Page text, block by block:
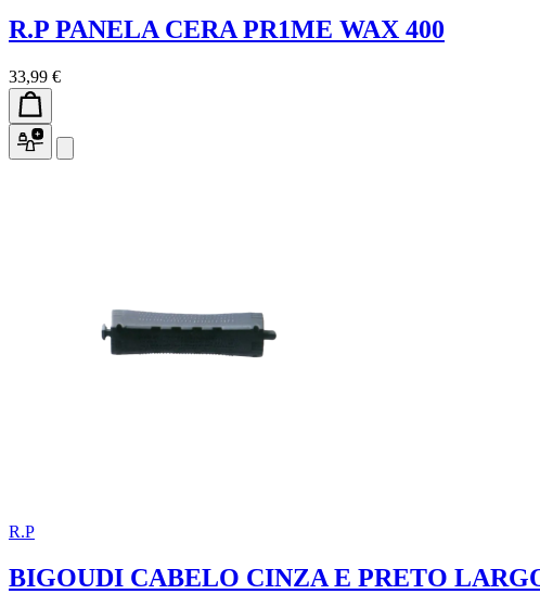
R.P PANELA CERA PR1ME WAX 400
33,99 €
R.P
BIGOUDI CABELO CINZA E PRETO